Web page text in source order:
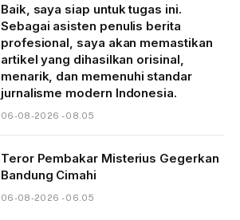
Baik, saya siap untuk tugas ini.
Sebagai asisten penulis berita
profesional, saya akan memastikan
artikel yang dihasilkan orisinal,
menarik, dan memenuhi standar
jurnalisme modern Indonesia.
06-08-2026 - 08.05
Teror Pembakar Misterius Gegerkan
Bandung Cimahi
06-08-2026 - 06.05